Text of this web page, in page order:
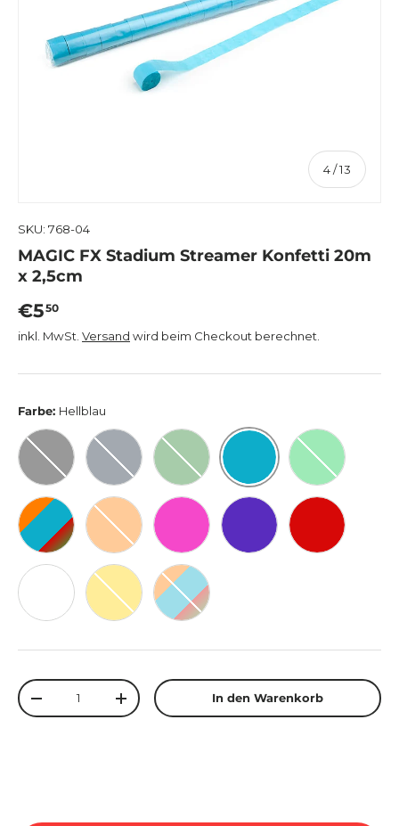
4/von
13
SKU: 768-04
MAGIC FX Stadium Streamer Konfetti 20m
x 2,5cm
Normaler Preis
€550
inkl. MwSt. Versand wird beim Checkout berechnet.
Farbe: Hellblau
Schwarz DunkelblauDunkelgrünHellblau Hellgrün
Bunt Orange Pink Lila Rot
Weiß Gelb Rainbow Colours
Anzahl
Menge verringernMenge erhöhenIn den Warenkorb